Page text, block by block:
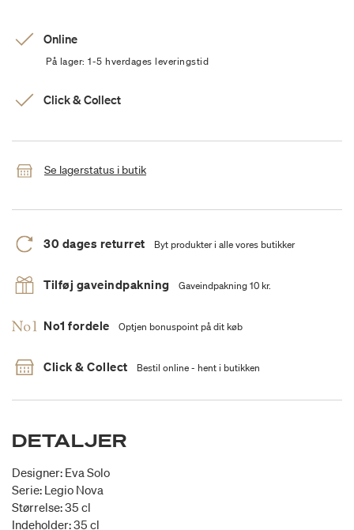
Online
På lager: 1-5 hverdages leveringstid
Click & Collect
Se lagerstatus i butik
30 dages returret Byt produkter i alle vores butikker
Tilføj gaveindpakning Gaveindpakning 10 kr.
No1 fordele Optjen bonuspoint på dit køb
Click & Collect Bestil online - hent i butikken
DETALJER
Designer: Eva Solo
Serie: Legio Nova
Størrelse: 35 cl
Indeholder: 35 cl